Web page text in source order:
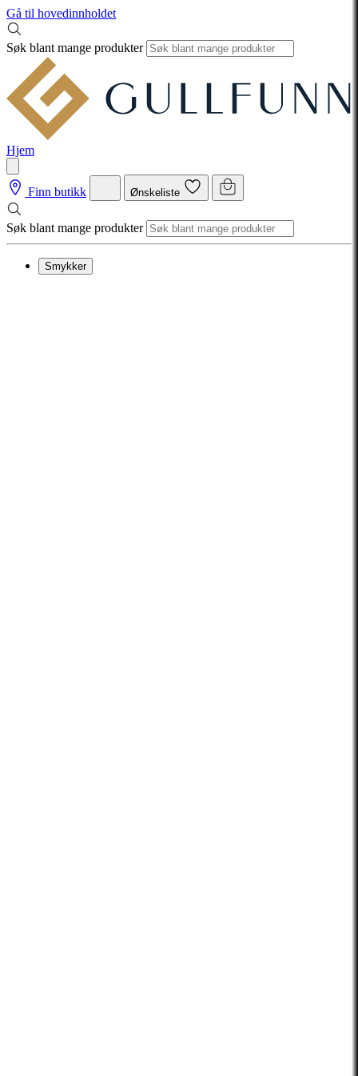
Gå til hovedinnholdet
Søk blant mange produkter
Hjem
Finn butikk Ønskeliste
Søk blant mange produkter
Smykker